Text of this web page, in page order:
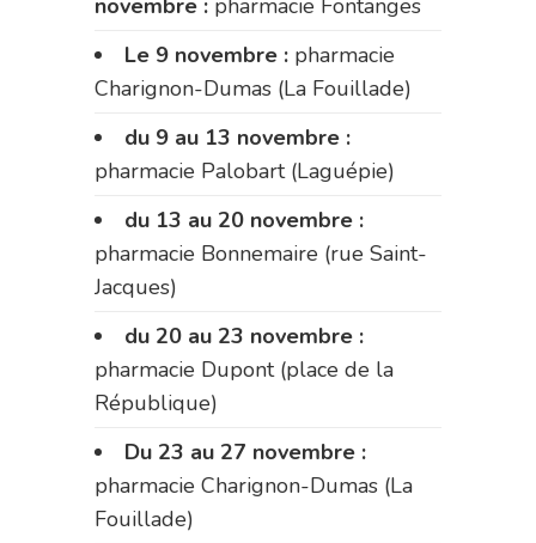
Le 9 novembre : pharmacie
Charignon-Dumas (La Fouillade)
du 9 au 13 novembre :
pharmacie Palobart (Laguépie)
du 13 au 20 novembre :
pharmacie Bonnemaire (rue Saint-
Jacques)
du 20 au 23 novembre :
pharmacie Dupont (place de la
République)
Du 23 au 27 novembre :
pharmacie Charignon-Dumas (La
Fouillade)